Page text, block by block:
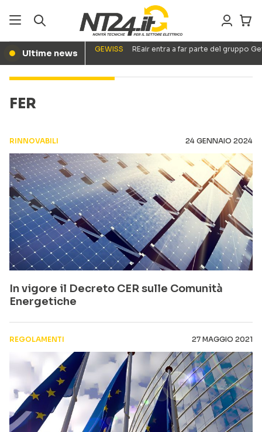
● Ultime news GEWISS REair entra a far parte del gruppo
FER
RINNOVABILI 24 GENNAIO 2024
In vigore il Decreto CER sulle Comunità
Energetiche
REGOLAMENTI 27 MAGGIO 2021